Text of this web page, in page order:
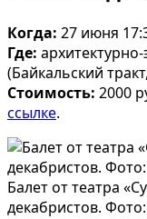
Когда: 27 июня
Где:
(Байкальский
Стоимость: 2000
ссылке.
Балет от театра
декабристов.